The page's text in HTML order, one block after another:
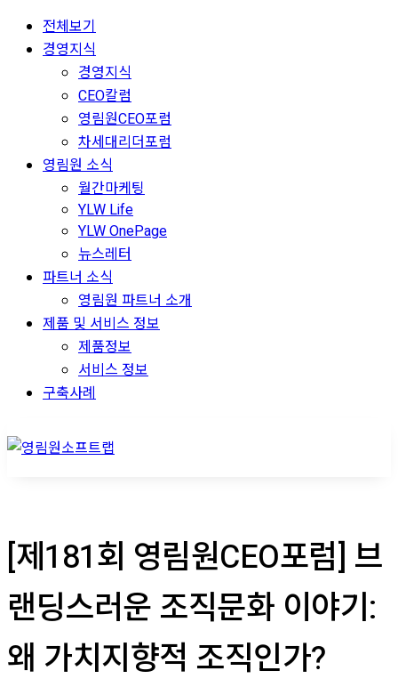
전체보기
경영지식
경영지식
CEO칼럼
영림원CEO포럼
차세대리더포럼
영림원 소식
월간마케팅
YLW Life
YLW OnePage
뉴스레터
파트너 소식
영림원 파트너 소개
제품 및 서비스 정보
제품정보
서비스 정보
구축사례
[제181회 영림원CEO포럼] 브
랜딩스러운 조직문화 이야기:
왜 가치지향적 조직인가?